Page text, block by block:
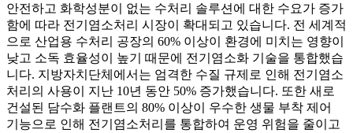
안전하고 화학성분이 없는 수처리 솔루션에 대한 수요가 증가
함에 따라 전기염소처리 시장이 확대되고 있습니다. 전 세계적
으로 산업용 수처리 공장의 60% 이상이 환경에 미치는 영향이
낮고 소독 효율성이 높기 때문에 전기염소화 기술을 통합했습
니다. 지방자치단체에서는 엄격한 수질 규제로 인해 전기염소
처리의 사용이 지난 10년 동안 50% 증가했습니다. 또한 새로
건설된 담수화 플랜트의 80% 이상이 우수한 생물 부착 제어
기능으로 인해 전기염소처리를 통합하여 운영 위험을 줄이고